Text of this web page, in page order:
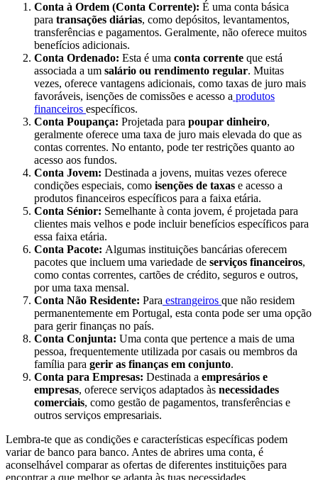
Conta à Ordem (Conta Corrente): É uma conta básica
para transações diárias, como depósitos, levantamentos,
transferências e pagamentos. Geralmente, não oferece muitos
benefícios adicionais.
Conta Ordenado: Esta é uma conta corrente que está
associada a um salário ou rendimento regular. Muitas
vezes, oferece vantagens adicionais, como taxas de juro mais
favoráveis, isenções de comissões e acesso a produtos
financeiros específicos.
Conta Poupança: Projetada para poupar dinheiro,
geralmente oferece uma taxa de juro mais elevada do que as
contas correntes. No entanto, pode ter restrições quanto ao
acesso aos fundos.
Conta Jovem: Destinada a jovens, muitas vezes oferece
condições especiais, como isenções de taxas e acesso a
produtos financeiros específicos para a faixa etária.
Conta Sénior: Semelhante à conta jovem, é projetada para
clientes mais velhos e pode incluir benefícios específicos para
essa faixa etária.
Conta Pacote: Algumas instituições bancárias oferecem
pacotes que incluem uma variedade de serviços financeiros,
como contas correntes, cartões de crédito, seguros e outros,
por uma taxa mensal.
Conta Não Residente: Para estrangeiros que não residem
permanentemente em Portugal, esta conta pode ser uma opção
para gerir finanças no país.
Conta Conjunta: Uma conta que pertence a mais de uma
pessoa, frequentemente utilizada por casais ou membros da
família para gerir as finanças em conjunto.
Conta para Empresas: Destinada a empresários e
empresas, oferece serviços adaptados às necessidades
comerciais, como gestão de pagamentos, transferências e
outros serviços empresariais.
Lembra-te que as condições e características específicas podem
variar de banco para banco. Antes de abrires uma conta, é
aconselhável comparar as ofertas de diferentes instituições para